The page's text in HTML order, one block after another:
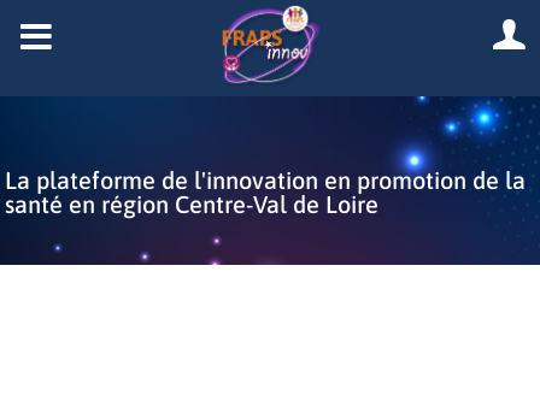
La plateforme de l'innovation en promotion de la
santé en région Centre-Val de Loire